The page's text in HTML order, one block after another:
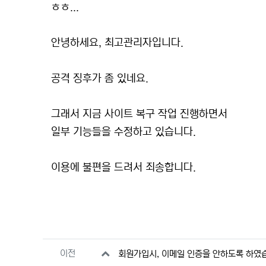
본문
ㅎㅎ...
안녕하세요, 최고관리자입니다.
공격 징후가 좀 있네요.
그래서 지금 사이트 복구 작업 진행하면서
일부 기능들을 수정하고 있습니다.
이용에 불편을 드려서 죄송합니다.
관련자료
이전 회원가입시, 이메일 인증을 안하도록 하였